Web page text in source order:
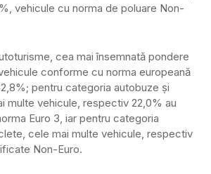
vehicule cu norma de poluare Non-
cea mai însemnată pondere
conforme cu norma europeană
pentru categoria autobuze ṣi
multe vehicule, respectiv 22,0% au
Euro 3, iar pentru categoria
cele mai multe vehicule, respectiv
Non-Euro.